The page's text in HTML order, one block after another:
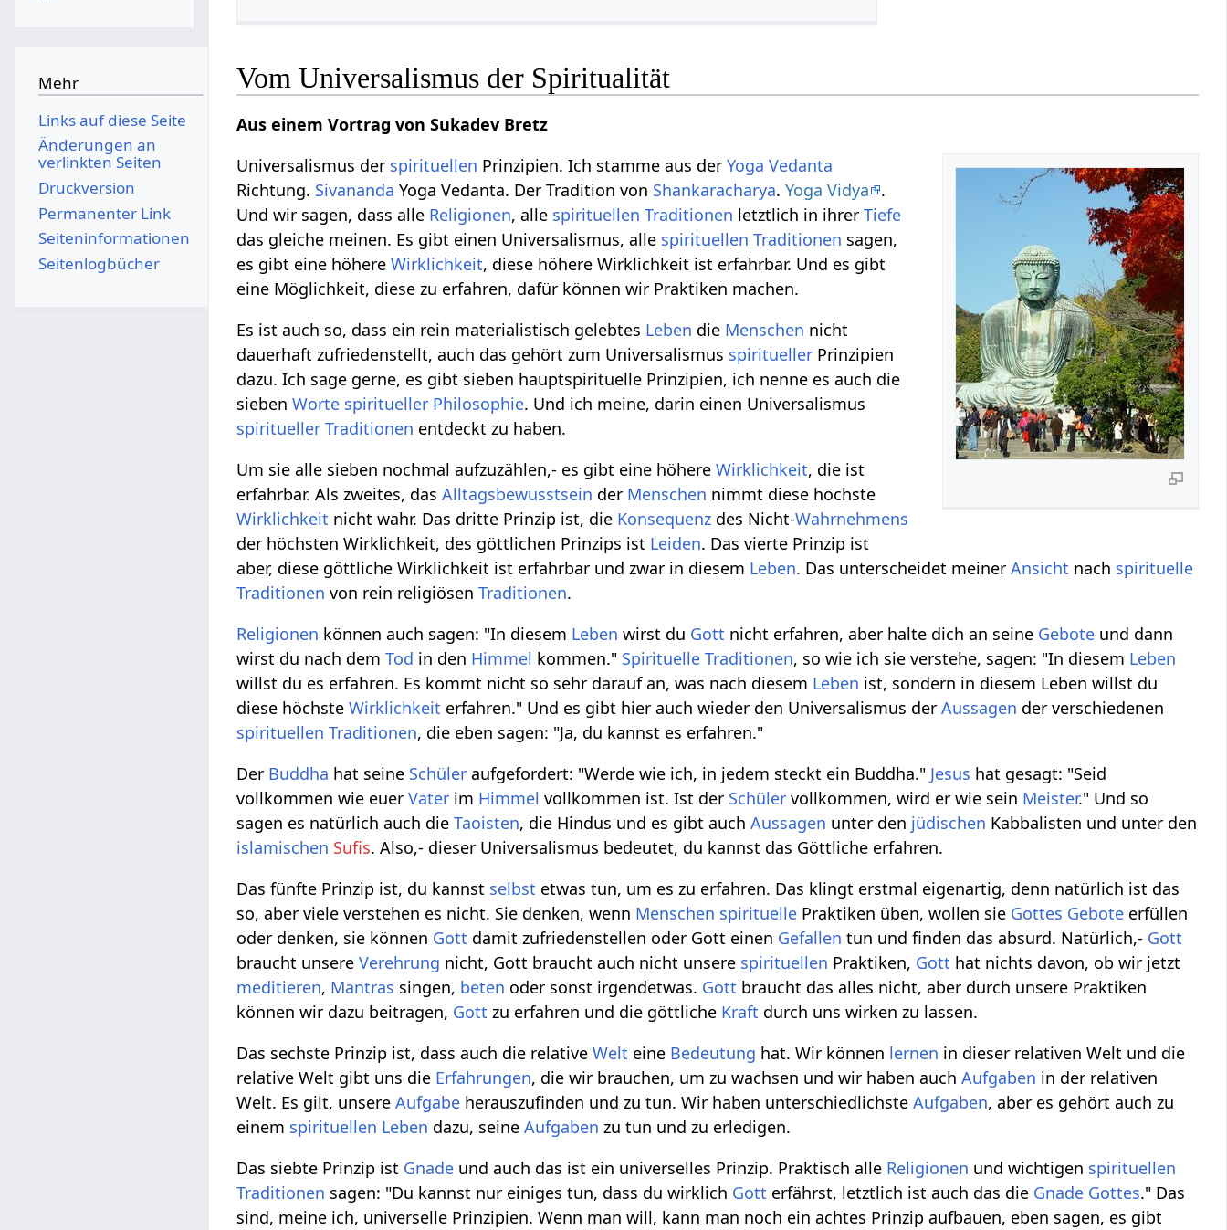
Vom Universalismus der Spiritualität
Aus einem Vortrag von Sukadev Bretz
Universalismus der spirituellen Prinzipien. Ich stamme aus derYoga Vedanta
Richtung. Sivananda Yoga Vedanta. Der Tradition von Shankaracharya.Yoga Vidya
.
Und wir sagen, dass alle Religionen, alle spirituellen Traditionen letztlich in ihrerTiefe
das gleiche meinen. Es gibt einen Universalismus, alle spirituellen Traditionen sagen,
es gibt eine höhereWirklichkeit, diese höhere Wirklichkeit ist erfahrbar. Und es gibt
eine Möglichkeit, diese zu erfahren, dafür können wir Praktiken machen.
Es ist auch so, dass ein rein materialistisch gelebtes Leben die Menschen nicht
dauerhaft zufriedenstellt, auch das gehört zum Universalismus spiritueller Prinzipien
dazu. Ich sage gerne, es gibt sieben hauptspirituelle Prinzipien, ich nenne es auch die
siebenWorte spiritueller Philosophie. Und ich meine, darin einen Universalismus
spiritueller Traditionen entdeckt zu haben.
Um sie alle sieben nochmal aufzuzählen,- es gibt eine höhereWirklichkeit, die ist
erfahrbar. Als zweites, dasAlltagsbewusstsein der Menschen nimmt diese höchste
Wirklichkeit nicht wahr. Das dritte Prinzip ist, die Konsequenz des Nicht-Wahrnehmens
der höchsten Wirklichkeit, des göttlichen Prinzips ist Leiden. Das vierte Prinzip ist
aber, diese göttliche Wirklichkeit ist erfahrbar und zwar in diesem Leben. Das unterscheidet meinerAnsicht nach spirituelle
Traditionen von rein religiösenTraditionen.
Religionen können auch sagen: "In diesem Leben wirst du Gott nicht erfahren, aber halte dich an seine Gebote und dann
wirst du nach demTod in den Himmel kommen." Spirituelle Traditionen, so wie ich sie verstehe, sagen: "In diesem Leben
willst du es erfahren. Es kommt nicht so sehr darauf an, was nach diesem Leben ist, sondern in diesem Leben willst du
diese höchsteWirklichkeit erfahren." Und es gibt hier auch wieder den Universalismus derAussagen der verschiedenen
spirituellen Traditionen, die eben sagen: "Ja, du kannst es erfahren."
Der Buddha hat seine Schüler aufgefordert: "Werde wie ich, in jedem steckt ein Buddha." Jesus hat gesagt: "Seid
vollkommen wie euerVater im Himmel vollkommen ist. Ist der Schüler vollkommen, wird er wie sein Meister." Und so
sagen es natürlich auch dieTaoisten, die Hindus und es gibt auchAussagen unter den jüdischen Kabbalisten und unter den
islamischen Sufis. Also,- dieser Universalismus bedeutet, du kannst das Göttliche erfahren.
Das fünfte Prinzip ist, du kannst selbst etwas tun, um es zu erfahren. Das klingt erstmal eigenartig, denn natürlich ist das
so, aber viele verstehen es nicht. Sie denken, wenn Menschen spirituelle Praktiken üben, wollen sie Gottes Gebote erfüllen
oder denken, sie können Gott damit zufriedenstellen oder Gott einen Gefallen tun und finden das absurd. Natürlich,- Gott
braucht unsereVerehrung nicht, Gott braucht auch nicht unsere spirituellen Praktiken, Gott hat nichts davon, ob wir jetzt
meditieren, Mantras singen, beten oder sonst irgendetwas. Gott braucht das alles nicht, aber durch unsere Praktiken
können wir dazu beitragen, Gott zu erfahren und die göttliche Kraft durch uns wirken zu lassen.
Das sechste Prinzip ist, dass auch die relativeWelt eine Bedeutung hat. Wir können lernen in dieser relativen Welt und die
relative Welt gibt uns die Erfahrungen, die wir brauchen, um zu wachsen und wir haben auchAufgaben in der relativen
Welt. Es gilt, unsereAufgabe herauszufinden und zu tun. Wir haben unterschiedlichsteAufgaben, aber es gehört auch zu
einem spirituellen Leben dazu, seineAufgaben zu tun und zu erledigen.
Das siebte Prinzip ist Gnade und auch das ist ein universelles Prinzip. Praktisch alle Religionen und wichtigen spirituellen
Traditionen sagen: "Du kannst nur einiges tun, dass du wirklich Gott erfährst, letztlich ist auch das die Gnade Gottes." Das
sind, meine ich, universelle Prinzipien. Wenn man will, kann man noch ein achtes Prinzip aufbauen, eben sagen, es gibt
Mehr
Links auf diese Seite
Änderungen an
verlinkten Seiten
Druckversion
Permanenter Link
Seiten­­informationen
Seitenlogbücher